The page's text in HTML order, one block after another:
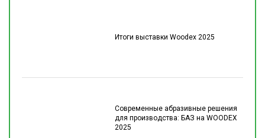
Итоги выставки Woodex 2025
Современные абразивные решения
для производства: БАЗ на WOODEX
2025